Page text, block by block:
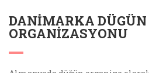
DANIMARKA DÜGÜN
ORGANIZASYONU